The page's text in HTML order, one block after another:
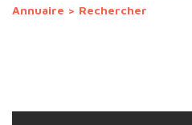
Annuaire > Rechercher